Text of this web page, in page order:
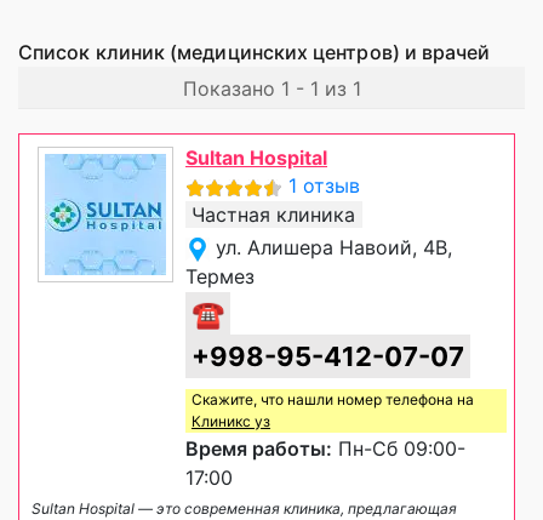
Список клиник (медицинских центров) и врачей
Показано 1 - 1 из 1
Sultan Hospital
1 отзыв
Частная клиника
ул. Алишера Навоий, 4B,
Термез
☎
+998-95-412-07-07
Скажите, что нашли номер телефона на
Клиникс уз
Время работы: Пн-Сб 09:00-
17:00
Sultan Hospital — это современная клиника, предлагающая